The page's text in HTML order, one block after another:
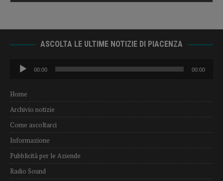
ASCOLTA LE ULTIME NOTIZIE DI PIACENZA
Audio
Player
00:00 00:00
Home
Archivio notizie
Come ascoltarci
Informazione
Pubblicità per le Aziende
Radio Sound